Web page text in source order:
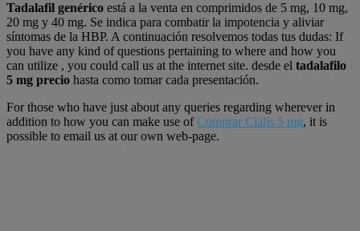
Tadalafil genérico está a la venta en comprimidos de 5 mg, 10 mg,
20 mg y 40 mg. Se indica para combatir la impotencia y aliviar
síntomas de la HBP. A continuación resolvemos todas tus dudas: If
you have any kind of questions pertaining to where and how you
can utilize , you could call us at the internet site. desde el tadalafilo
5 mg precio hasta como tomar cada presentación.
For those who have just about any queries regarding wherever in
addition to how you can make use ofComprar Cialis 5 mg, it is
possible to email us at our own web-page.